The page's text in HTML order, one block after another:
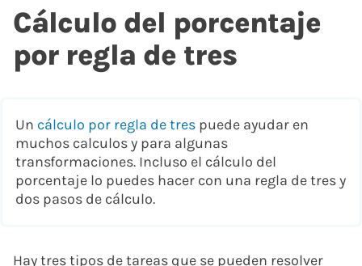
Cálculo del porcentaje
por regla de tres
Un cálculo por regla de tres puede ayudar en
muchos calculos y para algunas
transformaciones. Incluso el cálculo del
porcentaje lo puedes hacer con una regla de tres y
dos pasos de cálculo.
Hay tres tipos de tareas que se pueden resolver